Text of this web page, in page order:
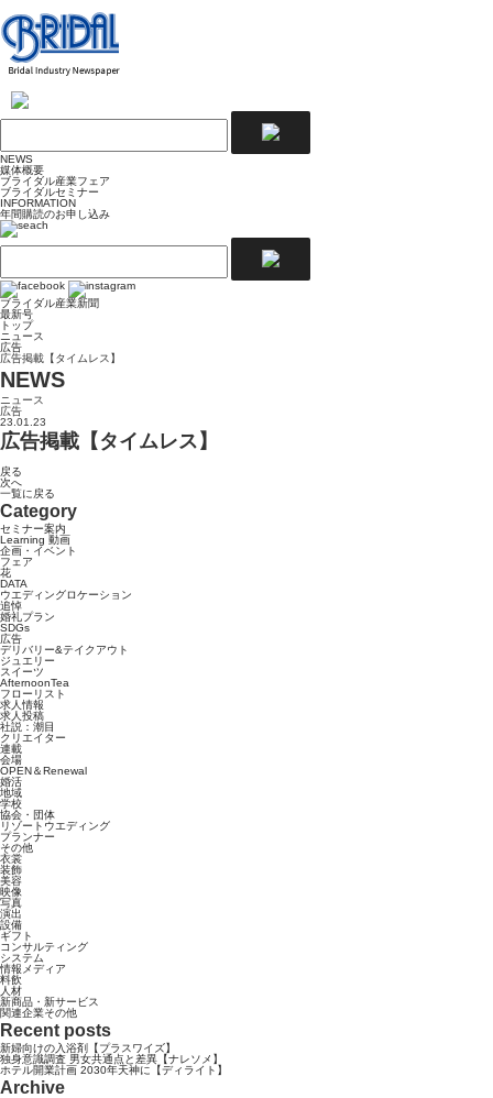
NEWS
媒体概要
ブライダル産業フェア
ブライダルセミナー
INFORMATION
年間購読のお申し込み
ブライダル産業新聞
最新号
トップ
ニュース
広告
広告掲載【タイムレス】
NEWS
ニュース
広告
23.01.23
広告掲載【タイムレス】
戻る
次へ
一覧に戻る
Category
セミナー案内
Learning 動画
企画・イベント
フェア
花
DATA
ウエディングロケーション
追悼
婚礼プラン
SDGs
広告
デリバリー&テイクアウト
ジュエリー
スイーツ
AfternoonTea
フローリスト
求人情報
求人投稿
社説：潮目
クリエイター
連載
会場
OPEN＆Renewal
婚活
地域
学校
協会・団体
リゾートウエディング
プランナー
その他
衣裳
装飾
美容
映像
写真
演出
設備
ギフト
コンサルティング
システム
情報メディア
料飲
人材
新商品・新サービス
関連企業その他
Recent posts
新婦向けの入浴剤【プラスワイズ】
独身意識調査 男女共通点と差異【ナレソメ】
ホテル開業計画 2030年天神に【ディライト】
Archive